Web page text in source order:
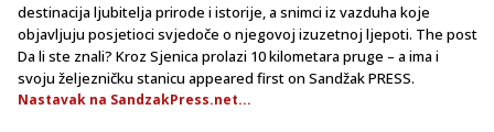
destinacija ljubitelja prirode i istorije, a snimci iz vazduha koje
objavljuju posjetioci svjedoče o njegovoj izuzetnoj ljepoti. The post
Da li ste znali? Kroz Sjenica prolazi 10 kilometara pruge – a ima i
svoju željezničku stanicu appeared first on Sandžak PRESS.
Nastavak na SandzakPress.net...